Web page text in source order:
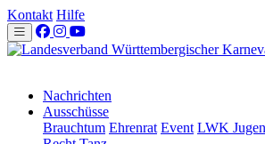
Kontakt Hilfe
Nachrichten
Ausschüsse
Brauchtum Ehrenrat Event LWK